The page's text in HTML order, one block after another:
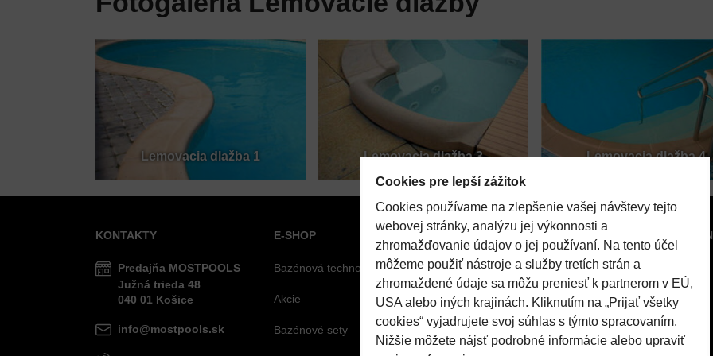
Lemovacia dlažba 1 Lemovacia dlažba 3 Lemovacia dlažba 4
KONTAKTY
Predajňa MOSTPOOLS
Južná trieda 48
040 01 Košice
info@mostpools.sk
E-SHOP
Bazénová technológia
Akcie
Bazénové sety
STRÁNKY
E-shop
Bazény
Vírivky
SPOJTE SA S
Registrovať sa
Instagram
Facebook
Cookies pre lepší zážitok
Cookies používame na zlepšenie vašej návštevy tejto
webovej stránky, analýzu jej výkonnosti a
zhromažďovanie údajov o jej používaní. Na tento účel
môžeme použiť nástroje a služby tretích strán a
zhromaždené údaje sa môžu preniesť k partnerom v EÚ,
USA alebo iných krajinách. Kliknutím na „Prijať všetky
cookies“ vyjadrujete svoj súhlas s týmto spracovaním.
Nižšie môžete nájsť podrobné informácie alebo upraviť